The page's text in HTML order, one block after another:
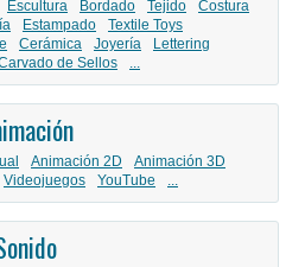
Escultura Bordado Tejido
Costura
Estampado
Textile Toys
Cerámica Joyería
Lettering
de Sellos ...
Animación 2D
Animación 3D
Videojuegos YouTube ...